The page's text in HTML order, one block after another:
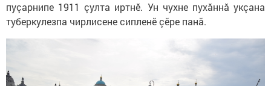
пуçарнипе 1911 çулта иртнӗ. Ун чухне пухăннă укçана
туберкулезпа чирлисене сипленӗ çӗре панă.